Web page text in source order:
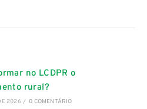
no LCDPR o
rural?
2026 / 0 COMENTÁRIO